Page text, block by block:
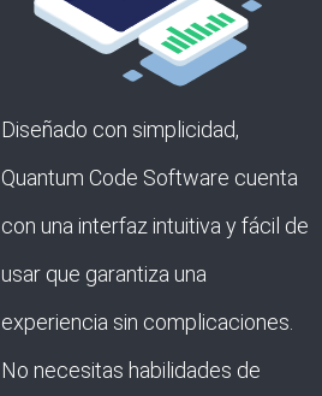
Diseñado con simplicidad,
Quantum Code Software cuenta
con una interfaz intuitiva y fácil de
usar que garantiza una
experiencia sin complicaciones.
No necesitas habilidades de